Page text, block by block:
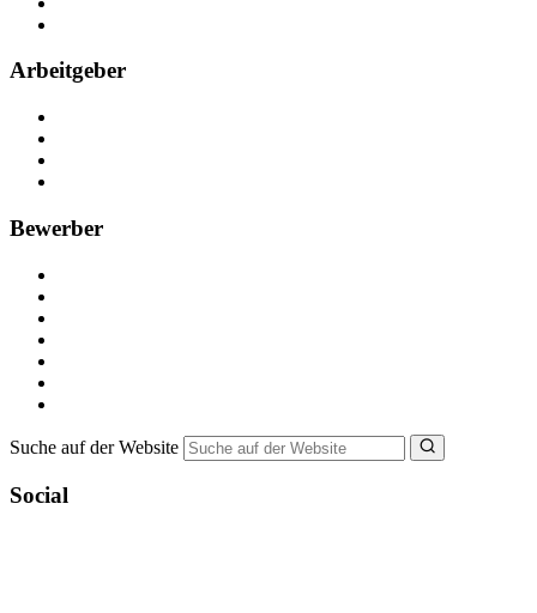
Arbeitgeber
Bewerber
Suche auf der Website
Social